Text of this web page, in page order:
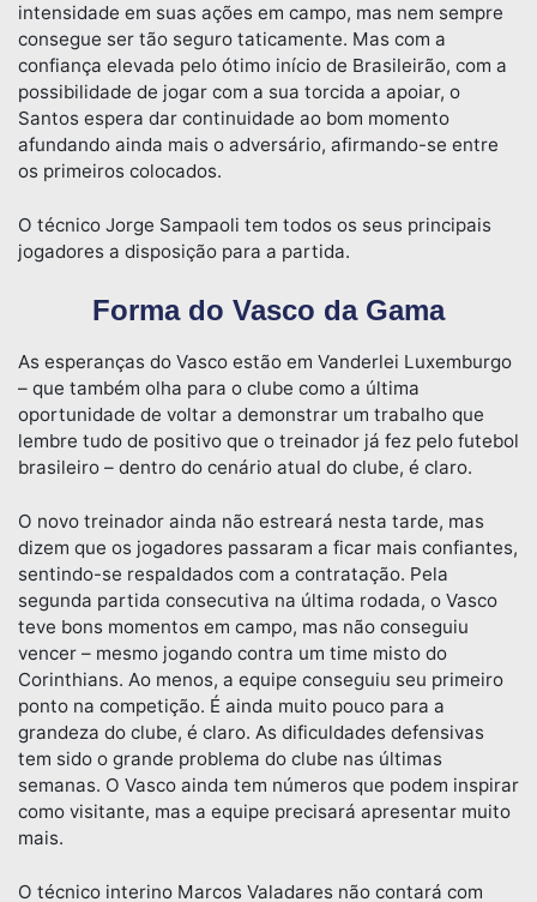
intensidade em suas ações em campo, mas nem sempre
consegue ser tão seguro taticamente. Mas com a
confiança elevada pelo ótimo início de Brasileirão, com a
possibilidade de jogar com a sua torcida a apoiar, o
Santos espera dar continuidade ao bom momento
afundando ainda mais o adversário, afirmando-se entre
os primeiros colocados.
O técnico Jorge Sampaoli tem todos os seus principais
jogadores a disposição para a partida.
Forma do Vasco da Gama
As esperanças do Vasco estão em Vanderlei Luxemburgo
– que também olha para o clube como a última
oportunidade de voltar a demonstrar um trabalho que
lembre tudo de positivo que o treinador já fez pelo futebol
brasileiro – dentro do cenário atual do clube, é claro.
O novo treinador ainda não estreará nesta tarde, mas
dizem que os jogadores passaram a ficar mais confiantes,
sentindo-se respaldados com a contratação. Pela
segunda partida consecutiva na última rodada, o Vasco
teve bons momentos em campo, mas não conseguiu
vencer – mesmo jogando contra um time misto do
Corinthians. Ao menos, a equipe conseguiu seu primeiro
ponto na competição. É ainda muito pouco para a
grandeza do clube, é claro. As dificuldades defensivas
tem sido o grande problema do clube nas últimas
semanas. O Vasco ainda tem números que podem inspirar
como visitante, mas a equipe precisará apresentar muito
mais.
O técnico interino Marcos Valadares não contará com